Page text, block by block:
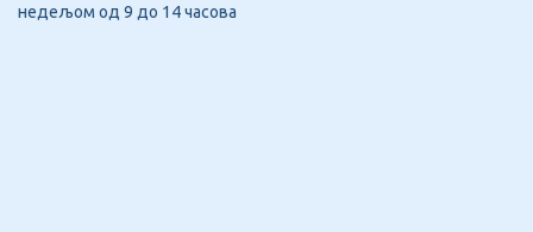
недељом од 9 до 14 часова